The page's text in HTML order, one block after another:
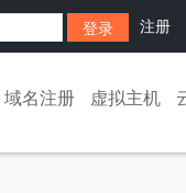
注册
域名注册 虚拟主机